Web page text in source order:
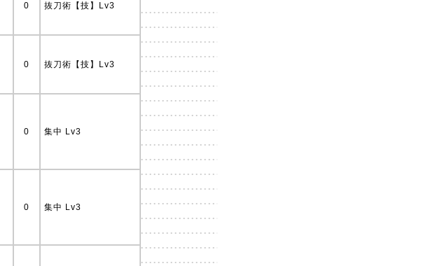
0 抜刀術【技】Lv3
0 抜刀術【技】Lv3
0 集中 Lv3
0 集中 Lv3